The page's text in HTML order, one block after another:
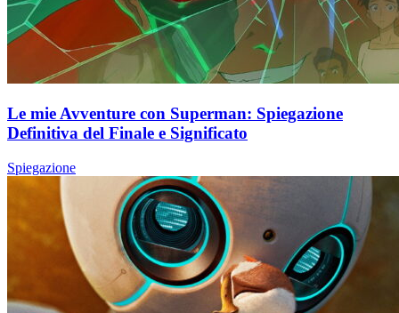
Le mie Avventure con Superman: Spiegazione
Definitiva del Finale e Significato
Spiegazione